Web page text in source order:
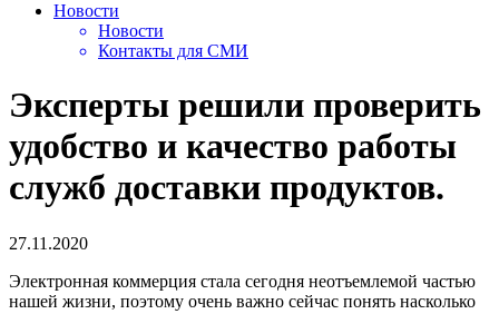
Новости
Новости
Контакты для СМИ
Эксперты решили проверить
удобство и качество работы
служб доставки продуктов.
27.11.2020
Электронная коммерция стала сегодня неотъемлемой частью
нашей жизни, поэтому очень важно сейчас понять насколько